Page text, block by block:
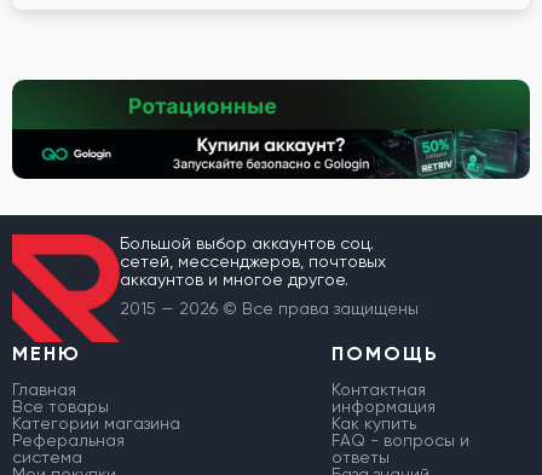
Большой выбор аккаунтов соц.
сетей, мессенджеров, почтовых
аккаунтов и многое другое.
2015 — 2026 © Все права защищены
МЕНЮ
Главная
Все товары
Категории магазина
Реферальная
система
ПОМОЩЬ
Контактная
информация
Как купить
FAQ - вопросы и
ответы